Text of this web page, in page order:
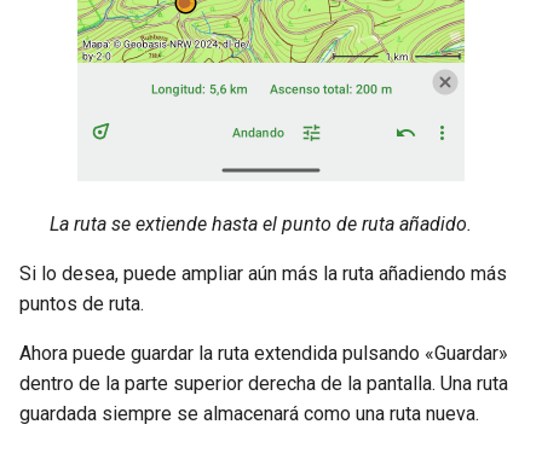
La ruta se extiende hasta el punto de ruta añadido.
Si lo desea, puede ampliar aún más la ruta añadiendo más
puntos de ruta.
Ahora puede guardar la ruta extendida pulsando «Guardar»
dentro de la parte superior derecha de la pantalla. Una ruta
guardada siempre se almacenará como una ruta nueva.